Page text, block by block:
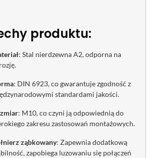
produktu:
: Stal nierdzewna A2, odporna na
: DIN 6923, co gwarantuje zgodność z
standardami jakości.
: M10, co czyni ją odpowiednią do
zakresu zastosowań montażowych.
ząbkowany: Zapewnia dodatkową
zapobiega luzowaniu się połączeń